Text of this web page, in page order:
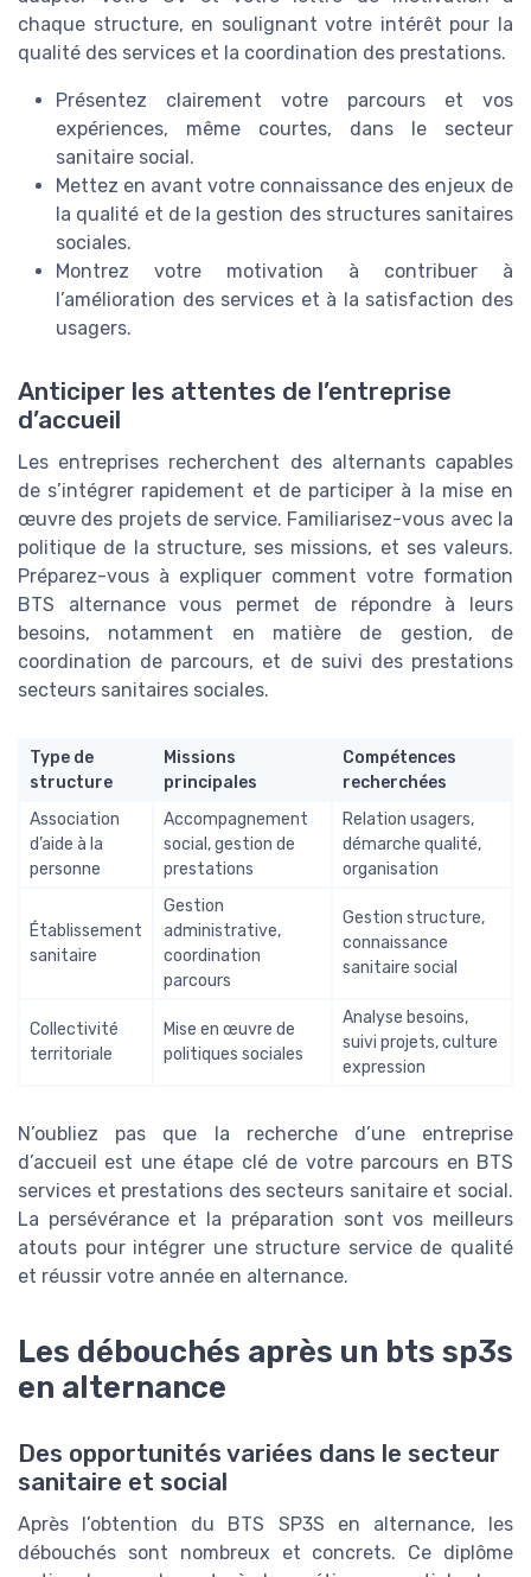
chaque structure, en soulignant votre intérêt pour la
qualité des services et la coordination des prestations.
Présentez clairement votre parcours et vos
expériences, même courtes, dans le secteur
sanitaire social.
Mettez en avant votre connaissance des enjeux de
la qualité et de la gestion des structures sanitaires
sociales.
Montrez votre motivation à contribuer à
l’amélioration des services et à la satisfaction des
usagers.
Anticiper les attentes de l’entreprise
d’accueil
Les entreprises recherchent des alternants capables
de s’intégrer rapidement et de participer à la mise en
œuvre des projets de service. Familiarisez-vous avec la
politique de la structure, ses missions, et ses valeurs.
Préparez-vous à expliquer comment votre formation
BTS alternance vous permet de répondre à leurs
besoins, notamment en matière de gestion, de
coordination de parcours, et de suivi des prestations
secteurs sanitaires sociales.
Type de
structure
Missions
principales
Compétences
recherchées
Association
d’aide à la
personne
Accompagnement
social, gestion de
prestations
Relation usagers,
démarche qualité,
organisation
Établissement
sanitaire
Gestion
administrative,
coordination
parcours
Gestion structure,
connaissance
sanitaire social
Collectivité
territoriale
Mise en œuvre de
politiques sociales
Analyse besoins,
suivi projets, culture
expression
N’oubliez pas que la recherche d’une entreprise
d’accueil est une étape clé de votre parcours en BTS
services et prestations des secteurs sanitaire et social.
La persévérance et la préparation sont vos meilleurs
atouts pour intégrer une structure service de qualité
et réussir votre année en alternance.
Les débouchés après un bts sp3s
en alternance
Des opportunités variées dans le secteur
sanitaire et social
Après l’obtention du BTS SP3S en alternance, les
débouchés sont nombreux et concrets. Ce diplôme